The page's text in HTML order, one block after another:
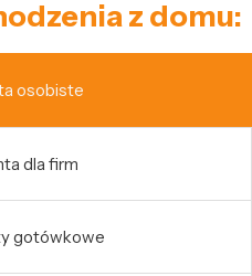
z domu:
osobiste
dla firm
gotówkowe